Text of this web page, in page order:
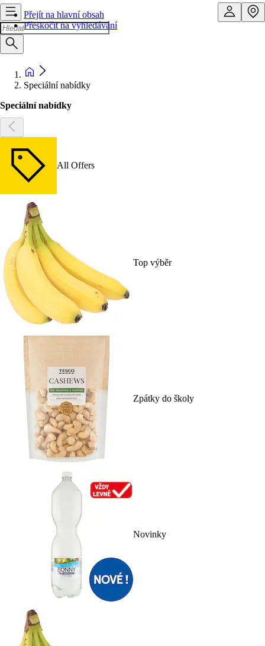
Přejít na hlavní obsah
Přeskočit na vyhledávání
Speciální nabídky
Speciální nabídky
All Offers
Top výběr
Zpátky do školy
Novinky